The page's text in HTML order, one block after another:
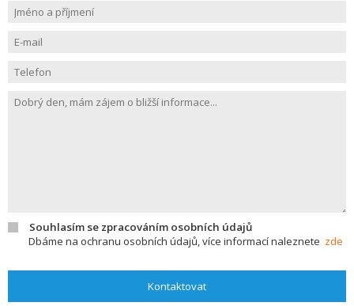
Souhlasím se zpracováním osobních údajů
Dbáme na ochranu osobních údajů, více informací naleznete zde
Kontaktovat